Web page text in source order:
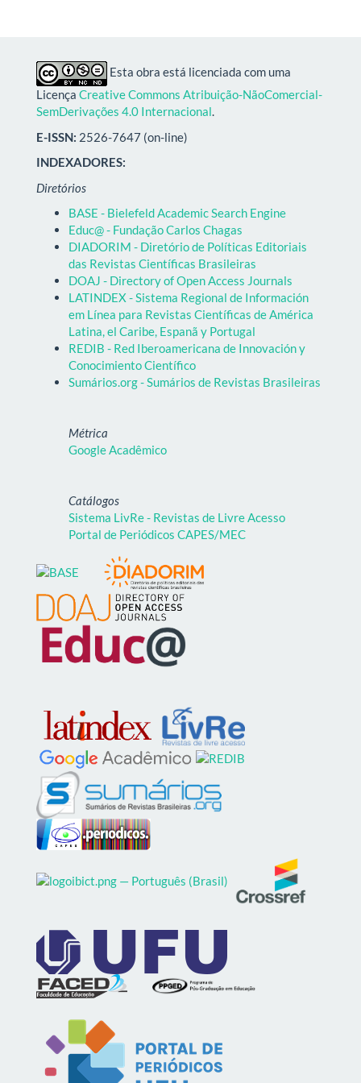
Esta obra está licenciada com uma
Licença Creative Commons Atribuição-NãoComercial-
SemDerivações 4.0 Internacional.
E-ISSN: 2526-7647 (on-line)
INDEXADORES:
Diretórios
BASE - Bielefeld Academic Search Engine
Educ@ - Fundação Carlos Chagas
DIADORIM - Diretório de Políticas Editoriais
das Revistas Científicas Brasileiras
DOAJ - Directory of Open Access Journals
LATINDEX - Sistema Regional de Información
em Línea para Revistas Científicas de América
Latina, el Caribe, Espanã y Portugal
REDIB - Red Iberoamericana de Innovación y
Conocimiento Científico
Sumários.org - Sumários de Revistas Brasileiras
Métrica
Google Acadêmico
Catálogos
Sistema LivRe - Revistas de Livre Acesso
Portal de Periódicos CAPES/MEC